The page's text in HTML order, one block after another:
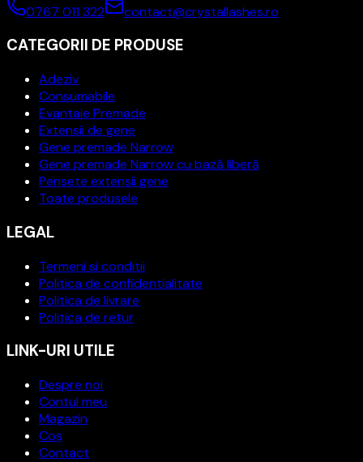
0767 011 322 contact@crystallashes.ro
CATEGORII DE PRODUSE
Adeziv
Consumabile
Evantaie Premade
Extensii de gene
Gene premade Narrow
Gene premade Narrow cu bază liberă
Pensete extensii gene
Toate produsele
LEGAL
Termeni si conditii
Politica de confidentialitate
Politica de livrare
Politica de retur
LINK-URI UTILE
Despre noi
Contul meu
Magazin
Coș
Contact